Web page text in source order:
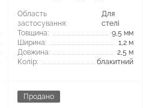
Область
застосування:
Для
стелі
Товщина:
9,5 мм
Ширина:
1,2 м
Довжина:
2,5 м
Колір:
блакитний
Продано